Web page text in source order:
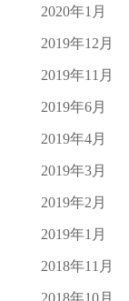
2020年1月
2019年12月
2019年11月
2019年6月
2019年4月
2019年3月
2019年2月
2019年1月
2018年11月
2018年10月